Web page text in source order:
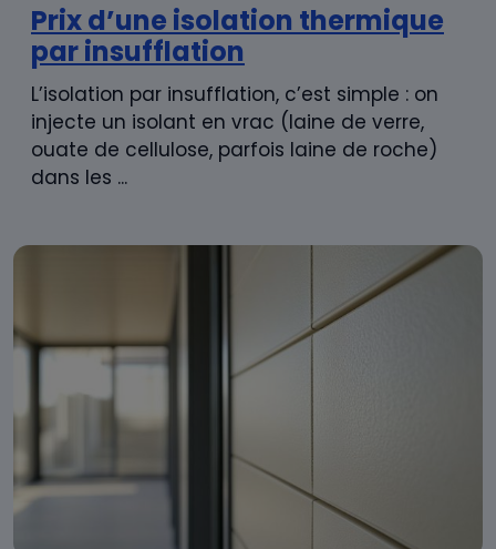
Prix d’une isolation thermique
par insufflation
L’isolation par insufflation, c’est simple : on
injecte un isolant en vrac (laine de verre,
ouate de cellulose, parfois laine de roche)
dans les ...